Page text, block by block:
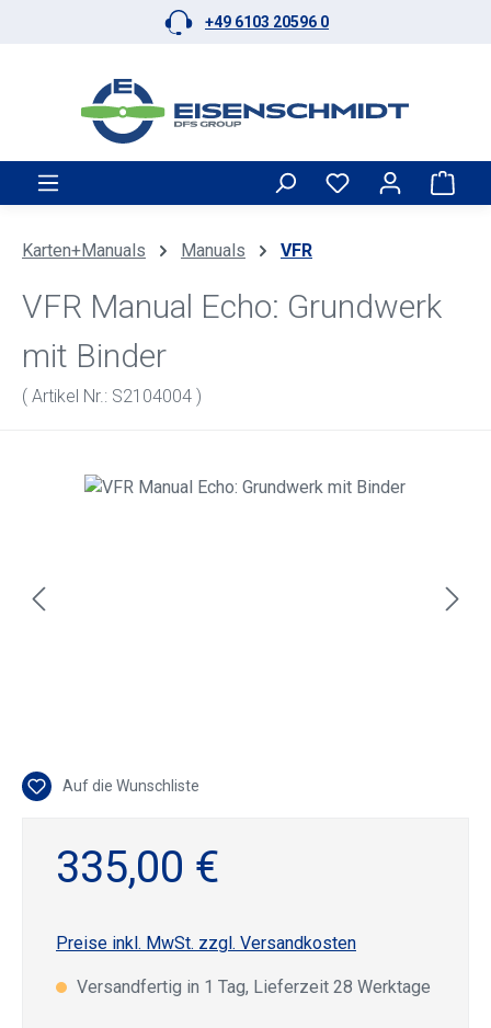
Zum Hauptinhalt springen+49 6103 20596 0
Karten+Manuals Manuals VFR
VFR Manual Echo: Grundwerk
mit Binder
( Artikel Nr.: S2104004 )
Bildergalerie überspringen
Auf die Wunschliste
335,00 €
Preise inkl. MwSt. zzgl. Versandkosten
Versandfertig in 1 Tag, Lieferzeit 28 Werktage